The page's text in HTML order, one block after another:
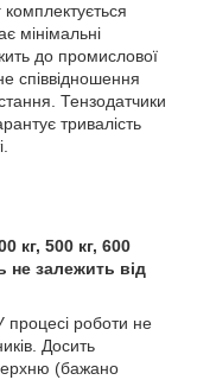
мінімальні
до промислової
співвідношення
Тензодатчики
тривалість
кг, 500 кг, 600
не залежить від
процесі роботи не
Досить
(бажано